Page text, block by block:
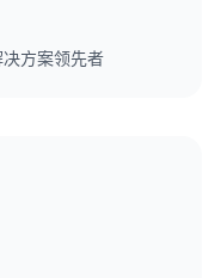
方案领先者